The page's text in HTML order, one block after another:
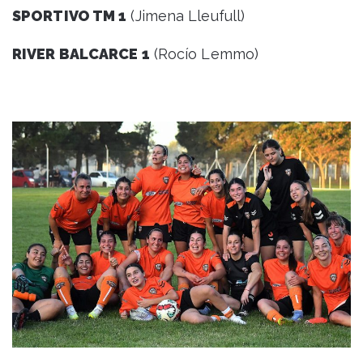
SPORTIVO TM 1 (Jimena Lleufull)
RIVER BALCARCE 1 (Rocío Lemmo)